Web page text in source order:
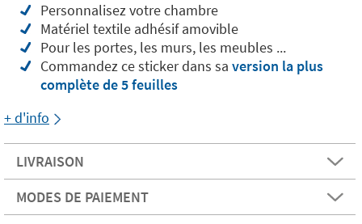
Personnalisez votre chambre
Matériel textile adhésif amovible
Pour les portes, les murs, les meubles ...
Commandez ce sticker dans sa version la plus
complète de 5 feuilles
+ d'info
LIVRAISON
MODES DE PAIEMENT